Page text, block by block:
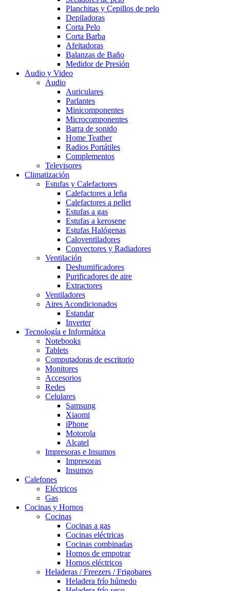
Planchitas y Cepillos de pelo
Depiladoras
Corta Pelo
Corta Barba
Afeitadoras
Balanzas de Baño
Medidor de Presión
Audio y Video
Audio
Auriculares
Parlantes
Minicomponentes
Microcomponentes
Barra de sonido
Home Teather
Radios Portátiles
Complementos
Televisores
Climatización
Estufas y Calefactores
Calefactores a leña
Calefactores a pellet
Estufas a gas
Estufas a kerosene
Estufas Halógenas
Caloventiladores
Convectores y Radiadores
Ventilación
Deshumificadores
Purificadores de aire
Extractores
Ventiladores
Aires Acondicionados
Estandar
Inverter
Tecnología e Informática
Notebooks
Tablets
Computadoras de escritorio
Monitores
Accesorios
Redes
Celulares
Samsung
Xiaomi
iPhone
Motorola
Alcatel
Impresoras e Insumos
Impresoras
Insumos
Calefones
Eléctricos
Gas
Cocinas y Hornos
Cocinas
Cocinas a gas
Cocinas eléctricas
Cocinas combinadas
Hornos de empotrar
Hornos eléctricos
Heladeras / Freezers / Frigobares
Heladera frío húmedo